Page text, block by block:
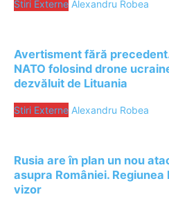
Stiri Externe Alexandru Robea
Avertisment fără
NATO folosind drone
dezvăluit de Lituania
Stiri Externe Alexandru Robea
Rusia are în plan un nou
asupra României.
vizor